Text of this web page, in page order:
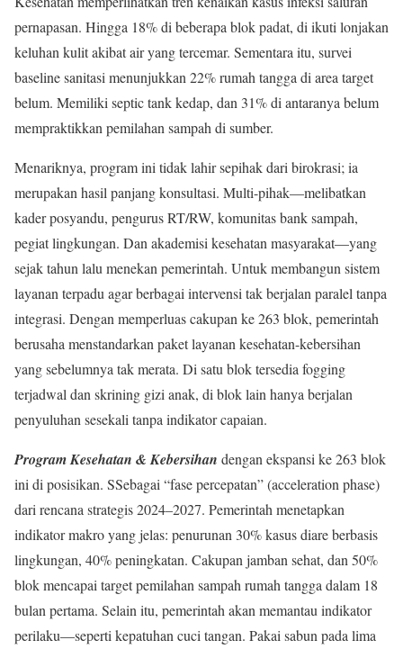
pernapasan. Hingga 18% di beberapa blok padat, di ikuti lonjakan
keluhan kulit akibat air yang tercemar. Sementara itu, survei
baseline sanitasi menunjukkan 22% rumah tangga di area target
belum. Memiliki septic tank kedap, dan 31% di antaranya belum
mempraktikkan pemilahan sampah di sumber.
Menariknya, program ini tidak lahir sepihak dari birokrasi; ia
merupakan hasil panjang konsultasi. Multi-pihak—melibatkan
kader posyandu, pengurus RT/RW, komunitas bank sampah,
pegiat lingkungan. Dan akademisi kesehatan masyarakat—yang
sejak tahun lalu menekan pemerintah. Untuk membangun sistem
layanan terpadu agar berbagai intervensi tak berjalan paralel tanpa
integrasi. Dengan memperluas cakupan ke 263 blok, pemerintah
berusaha menstandarkan paket layanan kesehatan-kebersihan
yang sebelumnya tak merata. Di satu blok tersedia fogging
terjadwal dan skrining gizi anak, di blok lain hanya berjalan
penyuluhan sesekali tanpa indikator capaian.
Program Kesehatan & Kebersihan dengan ekspansi ke 263 blok
ini di posisikan. SSebagai “fase percepatan” (acceleration phase)
dari rencana strategis 2024–2027. Pemerintah menetapkan
indikator makro yang jelas: penurunan 30% kasus diare berbasis
lingkungan, 40% peningkatan. Cakupan jamban sehat, dan 50%
blok mencapai target pemilahan sampah rumah tangga dalam 18
bulan pertama. Selain itu, pemerintah akan memantau indikator
perilaku—seperti kepatuhan cuci tangan. Pakai sabun pada lima